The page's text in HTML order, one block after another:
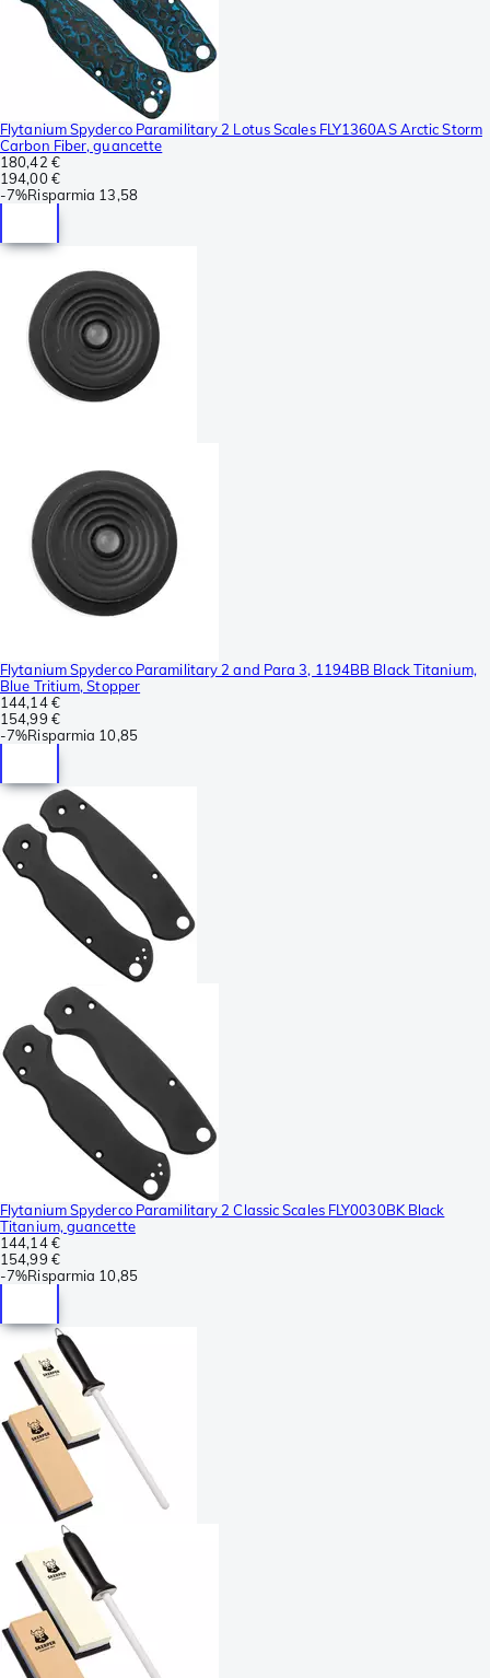
Flytanium Spyderco Paramilitary 2 Lotus Scales FLY1360AS Arctic Storm
Carbon Fiber, guancette
180,42 €
194,00 €
-7%Risparmia 13,58
Flytanium Spyderco Paramilitary 2 and Para 3, 1194BB Black Titanium,
Blue Tritium, Stopper
144,14 €
154,99 €
-7%Risparmia 10,85
Flytanium Spyderco Paramilitary 2 Classic Scales FLY0030BK Black
Titanium, guancette
144,14 €
154,99 €
-7%Risparmia 10,85